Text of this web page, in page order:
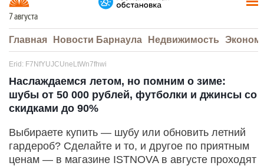
7 августа
Главная Новости Барнаула Недвижимость
Erid: F7NfYUJCUneLtWn7fhwi
Наслаждаемся летом, но помним о зиме:
шубы от 50 000 рублей, футболки и джинсы со
скидками до 90%
Выбираете купить — шубу или обновить летний
гардероб? Сделайте и то, и другое по приятным
ценам — в магазине ISTNOVA в августе проходят